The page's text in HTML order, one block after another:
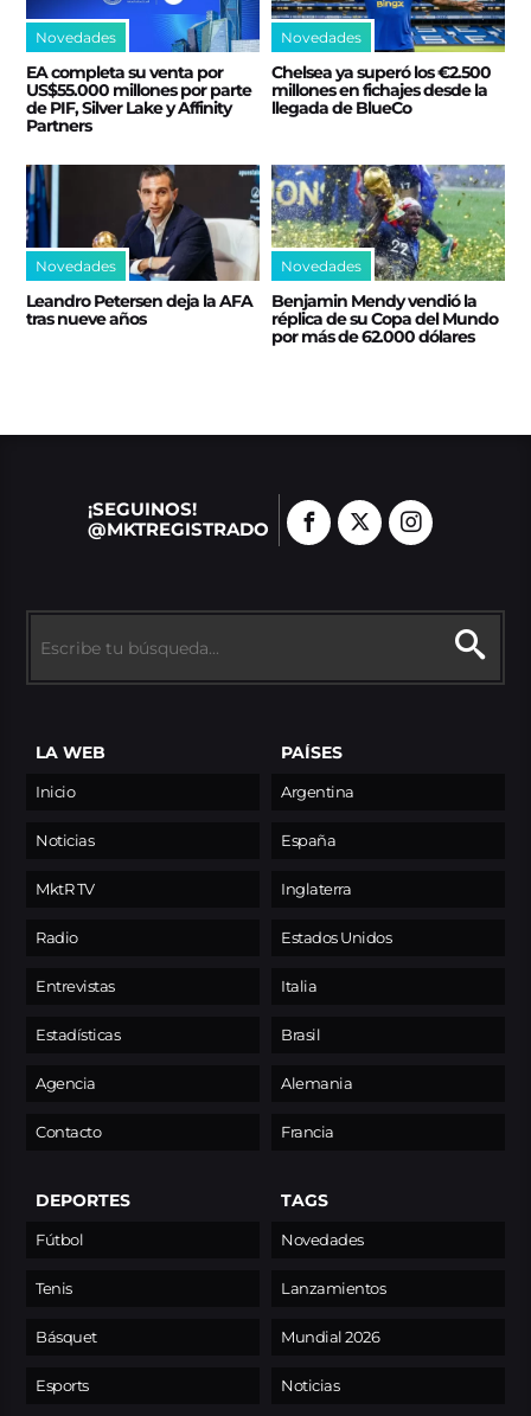
Novedades
EA completa su venta por
US$55.000 millones por parte
de PIF, Silver Lake y Affinity
Partners
Novedades
Chelsea ya superó los €2.500
millones en fichajes desde la
llegada de BlueCo
Novedades
Leandro Petersen deja la AFA
tras nueve años
Novedades
Benjamin Mendy vendió la
réplica de su Copa del Mundo
por más de 62.000 dólares
¡SEGUINOS!
@MKTREGISTRADO
LA WEB
Inicio
Noticias
MktR TV
Radio
Entrevistas
Estadísticas
Agencia
Contacto
PAÍSES
Argentina
España
Inglaterra
Estados Unidos
Italia
Brasil
Alemania
Francia
DEPORTES
Fútbol
Tenis
Básquet
Esports
TAGS
Novedades
Lanzamientos
Mundial 2026
Noticias